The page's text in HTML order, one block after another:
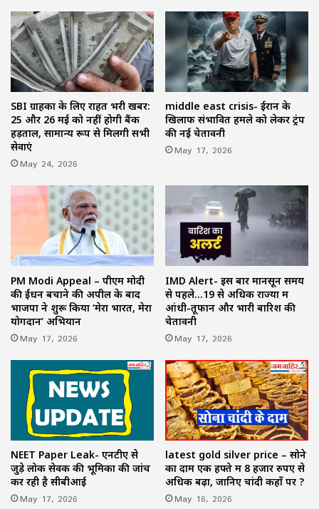
SBI ग्राहकों के लिए राहत भरी खबर:
25 और 26 मई को नहीं होगी बैंक
हड़ताल, सामान्य रूप से मिलेंगी सभी
सेवाएं
May 24, 2026
middle east crisis- ईरान के
खिलाफ संभावित हमले को लेकर ट्रंप
की नई चेतावनी
May 17, 2026
PM Modi Appeal – पीएम मोदी
की ईंधन बचाने की अपील के बाद
भाजपा ने शुरू किया ‘मेरा भारत, मेरा
योगदान’ अभियान
May 17, 2026
IMD Alert- इस बार मानसून समय
से पहले…19 से अधिक राज्यों में
आंधी-तूफान और भारी बारिश की
चेतावनी
May 17, 2026
NEET Paper Leak- एनटीए से
जुड़े लोक सेवक की भूमिका की जांच
कर रही है सीबीआई
May 17, 2026
latest gold silver price – सोने
का दाम एक हफ्ते में 8 हजार रुपए से
अधिक बढ़ा, जानिए चांदी कहाँ पर ?
May 16, 2026